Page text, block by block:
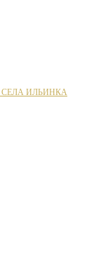
ИЛЬИНКА